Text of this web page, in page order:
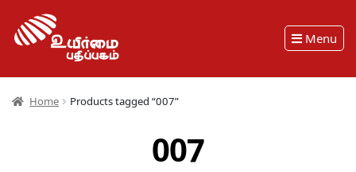
Menu
Home Products tagged “007”
007